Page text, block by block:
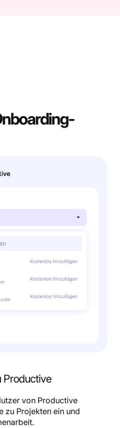
von Productive
zu Projekten ein und